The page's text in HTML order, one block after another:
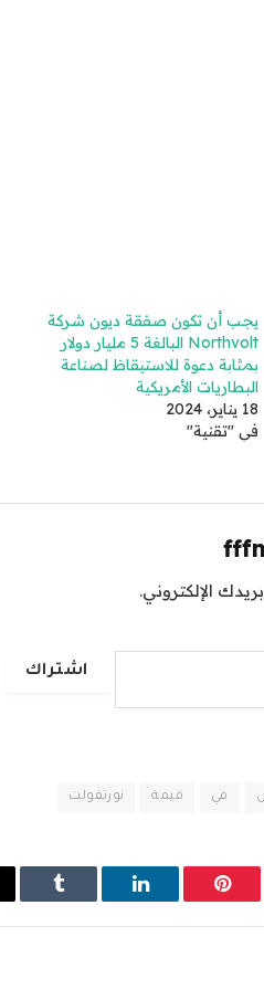
يجب أن تكون صفقة ديون شركة
Northvolt البالغة 5 مليار دولار
بمثابة دعوة للاستيقاظ لصناعة
البطاريات الأمريكية
18 يناير، 2024
في "تقنية"
الإلكتروني.
اشتراك
في قيمة نورثفولت
بينتيريستلينكدإن Tumblr